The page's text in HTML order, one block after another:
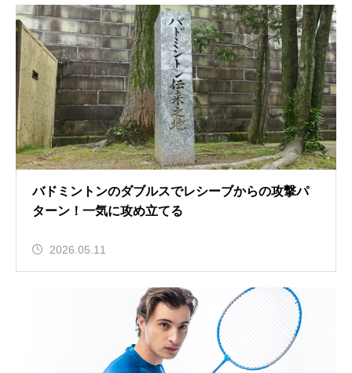
バドミントンのダブルスでレシーブからの攻撃パ
ターン！一気に攻め立てる
2026.05.11